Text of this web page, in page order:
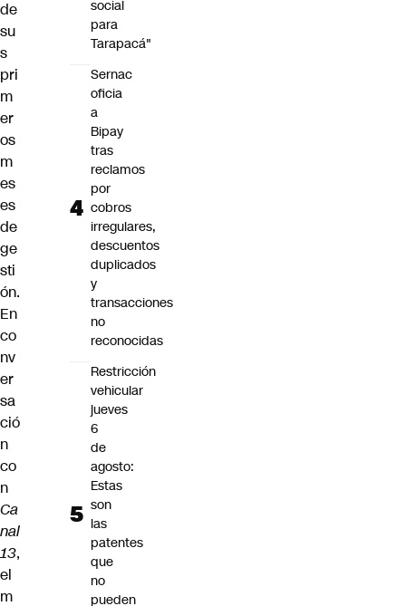
de
su
s
pri
m
er
os
m
es
es
de
ge
sti
ón.
En
co
nv
er
sa
ció
n
co
n
Ca
nal
13,
el
m
social
para
Tarapacá"
Sernac
oficia
a
Bipay
tras
reclamos
por
cobros
irregulares,
descuentos
duplicados
y
transacciones
no
reconocidas
Restricción
vehicular
jueves
6
de
agosto:
Estas
son
las
patentes
que
no
pueden